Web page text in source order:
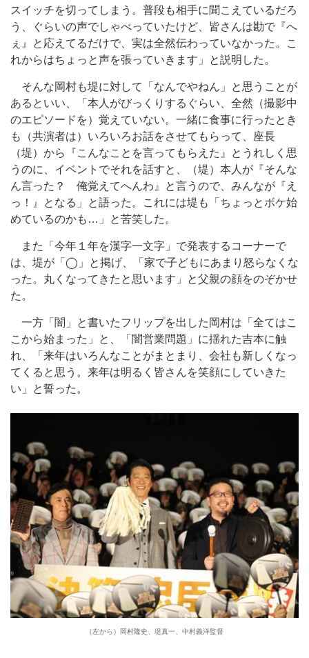
スイッチを切ってしまう。普段も相手に聞こえているだろ
う、ぐらいの声でしゃべっていたけど、皆さんは勘で『へ
ぇ』と応えてるだけで、実は全然伝わっていなかった。こ
れからはちょっと声を張っていきます」と説明した。
そんな岡村も堤に対して「なんでやねん」と思うことが
あるといい、「本人がびっくりするぐらい、全然（撮影中
のエピソードを）覚えていない。一緒に食事に行ったとき
も（共演者は）いろいろお話をさせてもらって、座長
（堤）から『こんなことを言ってもらえた』とうれしく思
うのに、イベントでそれを話すと、（堤）本人が『そんな
ん言った？ 俺覚えてへんわ』と言うので、みんなが『え
っ！』となる」と語った。これには堤も「ちょっとボケ始
めているのかも…」と苦笑した。
また「今年１年を漢字一文字」で発表するコーナーで
は、堤が「◯」と掲げ、「家で子どもにあまり怒らなくな
った。丸くなってきたと思います」と父親の顔をのぞかせ
た。
一方「闇」と書いたフリップを出した岡村は「全てはこ
こから始まった」と、「闇営業問題」に揺れた吉本に触
れ、「来年はいろんなことがまとまり、会社も新しくなっ
てくると思う。来年は明るく皆さんを笑顔にしていきた
い」と誓った。
（左から）岡村隆史、堤真一、中村義洋監督